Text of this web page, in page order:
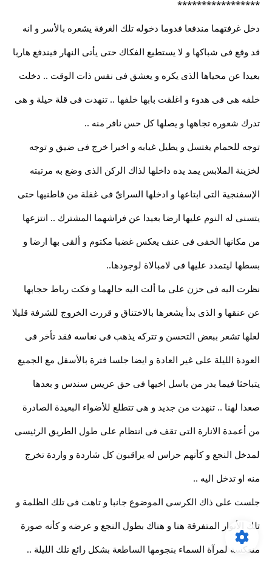
*****************
دخل غرفتهما مندفعا فدوما دخوله تلك الغرفة يشعره بالأسر و انه
قد وقع فى شباكها و لا يستطيع الفكاك حتى يأتى النهار فيندفع هاربا
بعيدا عن محياها الذى يكره و يعشق فى نفس ذات الوقت .. دخلت
خلفه هى فى هدوء و اغلقت بابها خلفها .. تنهدت فى قلة حيلة و هى
تدرك شعوره تجاهها و يصلها كل حس نافر منه ..
توجه للحمام يغتسل و يطيل غيابه و اخيرا خرج فى ضيق و توجه
لخزينة الملابس يمد يده داخلها لذاك الركن الذى وضع به مرتبته
الإسفنجية التى ابتاعها و ادخلها السراىّ فى غفلة من قاطنيها حتى
يتسنى له النوم عليها ارضا بعيدا عن فراشهما المشترك .. انتزعها
من مكانها الخفى فى عنف يعكس غضبا مكتوم و ألقى بها ارضا و
بسطها ليتمدد عليها فى لامبالاة لوجودها..
نظرت اليه فى حزن على ما ألت اليه حالهما و فكت رباط حجابها
عن عنقها و الذى بدأ يشعرها بالاختناق و قررت الخروج للشرفة قليلا
لعلها تشعر ببعض التحسن و تتركه يذهب فى نعاسه فقد تأخر فى
العودة الليلة على غير العادة و ايضا جلسا فترة بالأسفل مع الجميع
يتباحثا فيما بدر من باسل اخيها فى حق عريس سندس و بعدها
صعدا لهنا .. تنهدت من جديد و هى تتطلع للأضواء البعيدة الصادرة
من أعمدة الانارة التى تقف فى انتظام على طول الطريق الرئيسى
لمدخل النجع و كأنهم حراس له يراقبون كل شاردة و واردة تخرج
منه او تدخل اليه ..
جلست على ذاك الكرسى الموضوع جانبا و تاهت فى تلك الظلمة و
تلك الأنوار المتفرقة هنا و هناك بطول النجع و عرضه و كأنه صورة
منعكسة لمرآة السماء بنجومها الساطعة بشكل رائع تلك الليلة ..